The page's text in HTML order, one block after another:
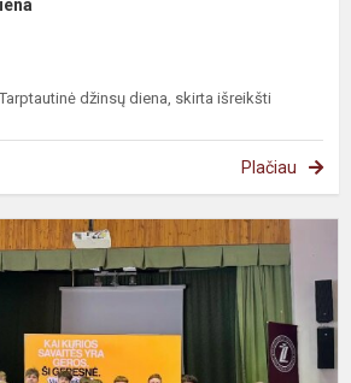
džinsų diena, skirta išreikšti
Plačiau